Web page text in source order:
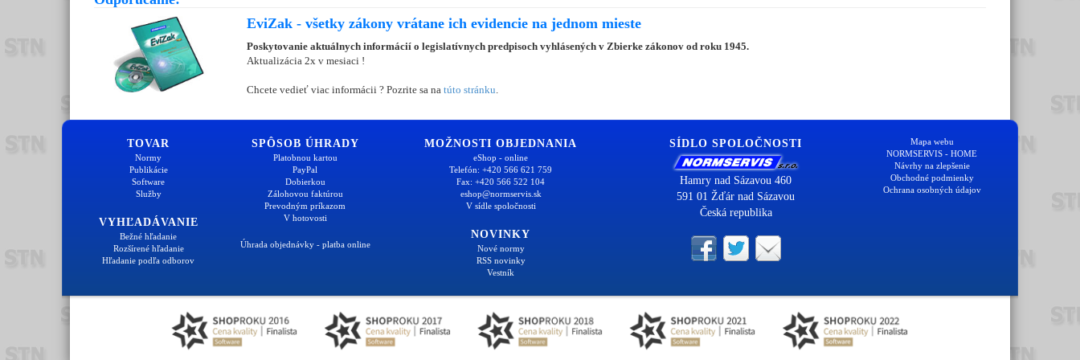
EviZak - všetky zákony vrátane ich evidencie na jednom mieste
Poskytovanie aktuálnych informácií o legislatívnych predpisoch vyhlásených v Zbierke zákonov od roku 1945.
Aktualizácia 2x v mesiaci !
Chcete vedieť viac informácii ? Pozrite sa na túto stránku.
TOVAR
Normy
Publikácie
Software
Služby
VYHĽADÁVANIE
Bežné hľadanie
Rozšírené hľadanie
Hľadanie podľa odborov
SPÔSOB ÚHRADY
Platobnou kartou
PayPal
Dobierkou
Zálohovou faktúrou
Prevodným príkazom
V hotovosti
Úhrada objednávky - platba online
MOŽNOSTI OBJEDNANIA
eShop - online
Telefón: +420 566 621 759
Fax: +420 566 522 104
eshop@normservis.sk
V sídle spoločnosti
NOVINKY
Nové normy
RSS novinky
Vestník
SÍDLO SPOLOČNOSTI
Hamry nad Sázavou 460
591 01 Žďár nad Sázavou
Česká republika
Mapa webu
NORMSERVIS - HOME
Návrhy na zlepšenie
Obchodné podmienky
Ochrana osobných údajov